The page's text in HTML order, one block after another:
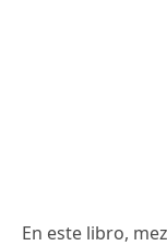
En este libro,